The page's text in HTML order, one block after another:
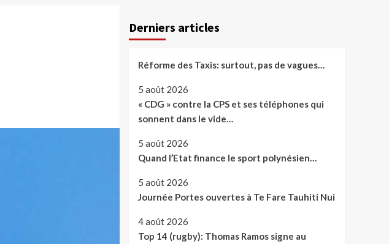
Derniers articles
Réforme des Taxis: surtout, pas de vagues…
5 août 2026
« CDG » contre la CPS et ses téléphones qui
sonnent dans le vide…
5 août 2026
Quand l’Etat finance le sport polynésien…
5 août 2026
Journée Portes ouvertes à Te Fare Tauhiti Nui
4 août 2026
Top 14 (rugby): Thomas Ramos signe au